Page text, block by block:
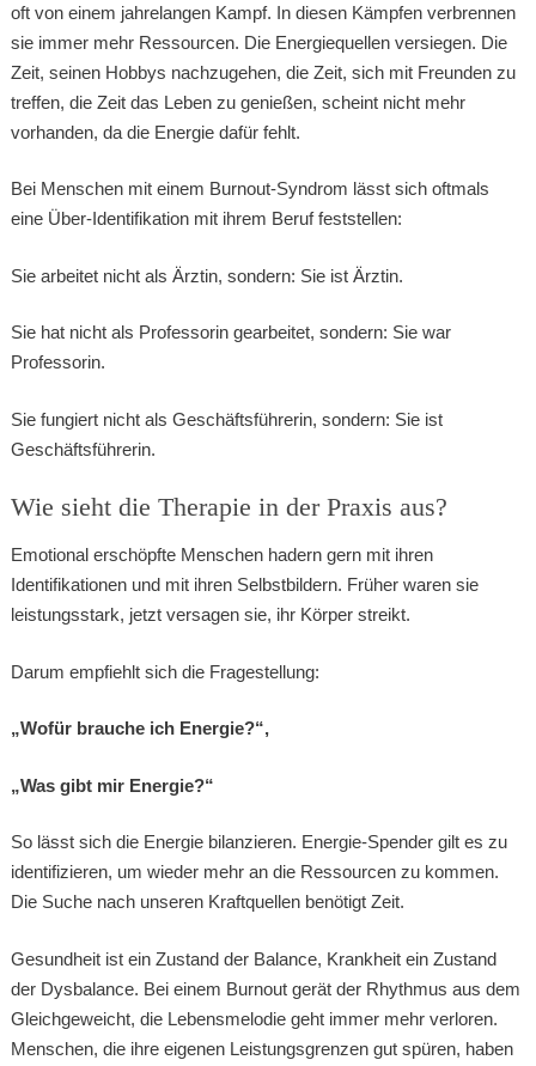
oft von einem jahrelangen Kampf. In diesen Kämpfen verbrennen
sie immer mehr Ressourcen. Die Energiequellen versiegen. Die
Zeit, seinen Hobbys nachzugehen, die Zeit, sich mit Freunden zu
treffen, die Zeit das Leben zu genießen, scheint nicht mehr
vorhanden, da die Energie dafür fehlt.
Bei Menschen mit einem Burnout-Syndrom lässt sich oftmals
eine Über-Identifikation mit ihrem Beruf feststellen:
Sie arbeitet nicht als Ärztin, sondern: Sie ist Ärztin.
Sie hat nicht als Professorin gearbeitet, sondern: Sie war
Professorin.
Sie fungiert nicht als Geschäftsführerin, sondern: Sie ist
Geschäftsführerin.
Wie sieht die Therapie in der Praxis aus?
Emotional erschöpfte Menschen hadern gern mit ihren
Identifikationen und mit ihren Selbstbildern. Früher waren sie
leistungsstark, jetzt versagen sie, ihr Körper streikt.
Darum empfiehlt sich die Fragestellung:
„Wofür brauche ich Energie?“,
„Was gibt mir Energie?“
So lässt sich die Energie bilanzieren. Energie-Spender gilt es zu
identifizieren, um wieder mehr an die Ressourcen zu kommen.
Die Suche nach unseren Kraftquellen benötigt Zeit.
Gesundheit ist ein Zustand der Balance, Krankheit ein Zustand
der Dysbalance. Bei einem Burnout gerät der Rhythmus aus dem
Gleichgeweicht, die Lebensmelodie geht immer mehr verloren.
Menschen, die ihre eigenen Leistungsgrenzen gut spüren, haben